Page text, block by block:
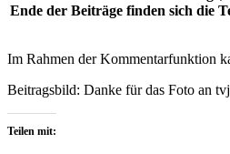
Ende der Beiträge finden sich die
Im Rahmen der Kommentarfunktion
Beitragsbild: Danke für das Foto an
Teilen mit: